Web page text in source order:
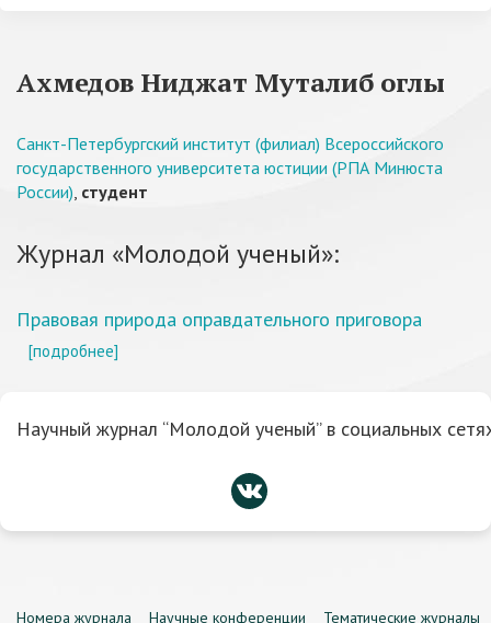
Ахмедов Ниджат Муталиб оглы
Санкт-Петербургский институт (филиал) Всероссийского
государственного университета юстиции (РПА Минюста
России), студент
Журнал «Молодой ученый»:
Правовая природа оправдательного приговора
[подробнее]
Научный журнал “Молодой ученый” в социальных
Номера журнала Научные конференции Тематические журналы